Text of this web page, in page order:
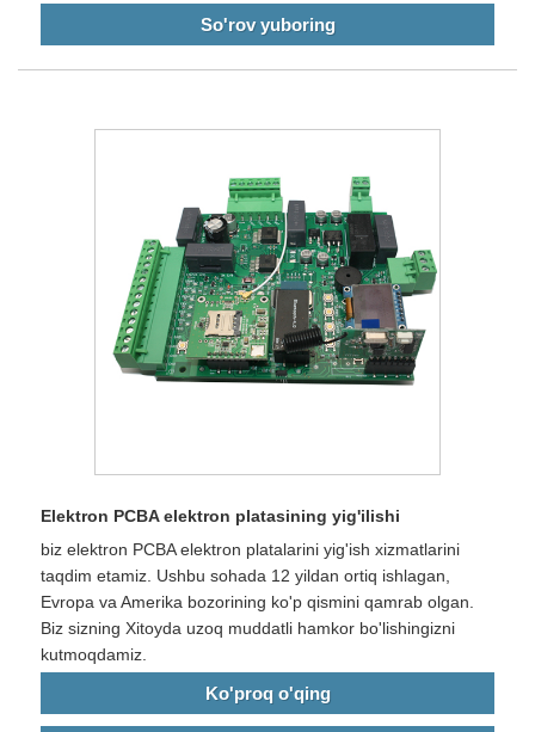
So'rov yuboring
Elektron PCBA elektron platasining yig'ilishi
biz elektron PCBA elektron platalarini yig'ish xizmatlarini
taqdim etamiz. Ushbu sohada 12 yildan ortiq ishlagan,
Evropa va Amerika bozorining ko'p qismini qamrab olgan.
Biz sizning Xitoyda uzoq muddatli hamkor bo'lishingizni
kutmoqdamiz.
Ko'proq o'qing